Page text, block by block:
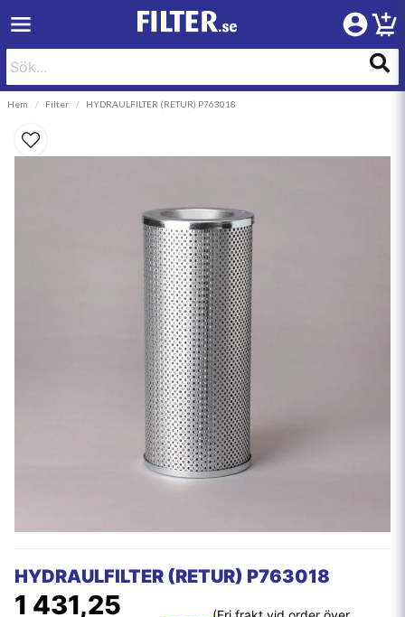
Hem Filter HYDRAULFILTER (RETUR) P763018
HYDRAULFILTER (RETUR) P763018
1 431,25